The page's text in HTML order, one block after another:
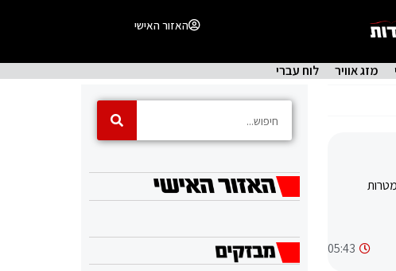
האזור האישי
מזג אוויר לוח עברי
05:43